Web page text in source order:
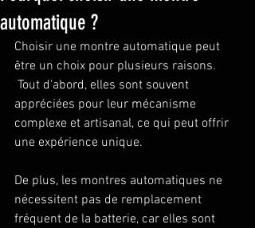
automatique ?
Choisir une montre automatique peut
être un choix pour plusieurs raisons.
appréciées pour leur mécanisme
complexe et artisanal, ce qui peut offrir
une expérience unique.
De plus, les montres automatiques ne
nécessitent pas de remplacement
fréquent de la batterie, car elles sont